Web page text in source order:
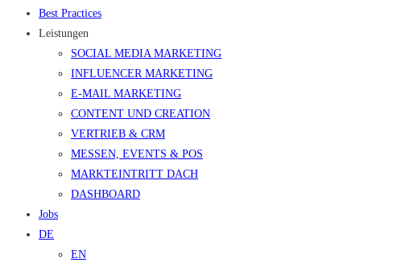
Best Practices
Leistungen
SOCIAL MEDIA MARKETING
INFLUENCER MARKETING
E-MAIL MARKETING
CONTENT UND CREATION
VERTRIEB & CRM
MESSEN, EVENTS & POS
MARKTEINTRITT DACH
DASHBOARD
Jobs
DE
EN